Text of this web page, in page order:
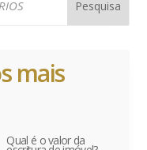
mais
Qual é o valor da